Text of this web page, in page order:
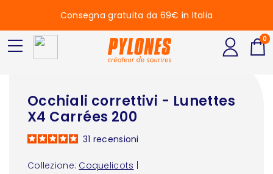
Occhiali correttivi - Lunettes
X4 Carrées 200
Collezione: Coquelicots
31 recensioni
Consegna gratuita da 69€ in Italia
0